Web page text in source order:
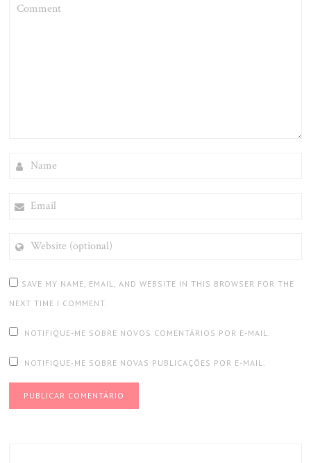
(OPTIONAL)
SAVE MY NAME, EMAIL, AND WEBSITE IN THIS BROWSER FOR THE
NEXT TIME I COMMENT.
NOTIFIQUE-ME SOBRE NOVOS COMENTÁRIOS POR E-MAIL.
NOTIFIQUE-ME SOBRE NOVAS PUBLICAÇÕES POR E-MAIL.